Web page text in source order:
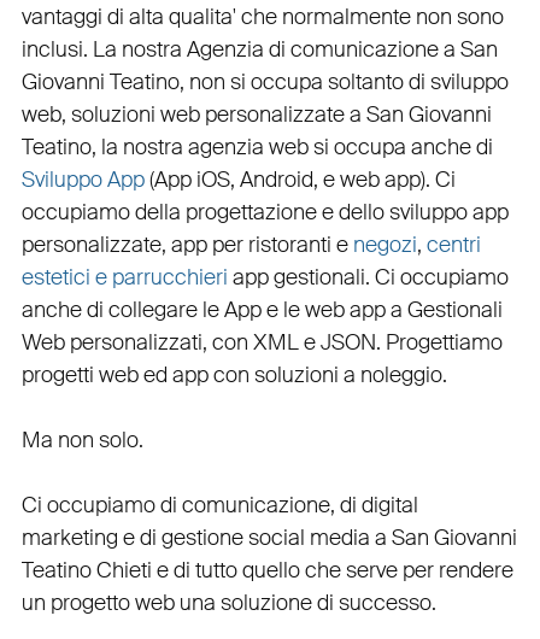
vantaggi di alta qualita' che normalmente non sono
inclusi. La nostra Agenzia di comunicazione a San
Giovanni Teatino, non si occupa soltanto di sviluppo
web, soluzioni web personalizzate a San Giovanni
Teatino, la nostra agenzia websi occupa anche di
Sviluppo App(App iOS, Android, eweb app). Ci
occupiamo della progettazionee dellosviluppo app
personalizzate, app per ristoranti e negozi, centri
estetici e parrucchieri app gestionali. Ci occupiamo
anche di collegareleAppe leweb appa Gestionali
Web personalizzati, con XMLeJSON. Progettiamo
progetti webed appcon soluzioni a noleggio.
Ma non solo.
Ci occupiamo di comunicazione, di digital
marketing e di gestione social media a San Giovanni
TeatinoChieti e di tutto quello che serve per rendere
un progetto web una soluzione di successo.